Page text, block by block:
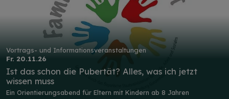
Vortrags- und Informationsveranstaltungen
Fr. 20.11.26
Ist das schon die Pubertät? Alles, was ich jetzt
wissen muss
Ein Orientierungsabend für Eltern mit Kindern ab 8 Jahren